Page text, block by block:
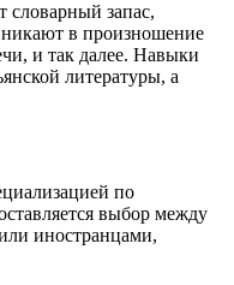
запас,
в произношение
и так далее. Навыки
литературы, а
по
выбор между
иностранцами,